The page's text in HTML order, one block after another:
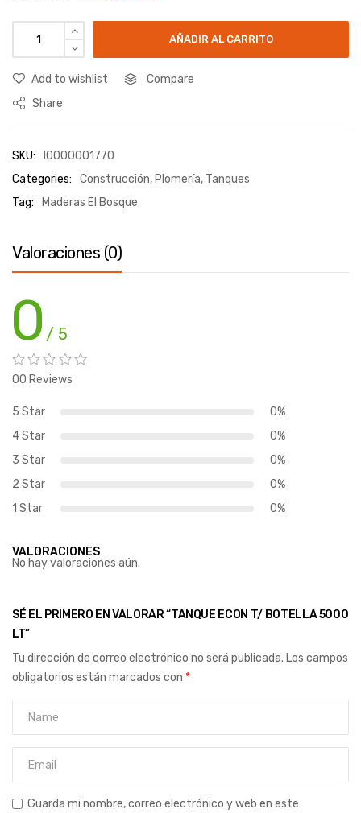
AÑADIR AL CARRITO
Add to wishlist
Compare
Share
SKU:
I0000001770
Categories:
Construcción, Plomería, Tanques
Tag:
Maderas El Bosque
Valoraciones (0)
0 / 5
00 Reviews
5 Star
0%
4 Star
0%
3 Star
0%
2 Star
0%
1 Star
0%
VALORACIONES
No hay valoraciones aún.
SÉ EL PRIMERO EN VALORAR “TANQUE ECON T/ BOTELLA 5000
LT”
Tu dirección de correo electrónico no será publicada. Los campos
obligatorios están marcados con *
Guarda mi nombre, correo electrónico y web en este